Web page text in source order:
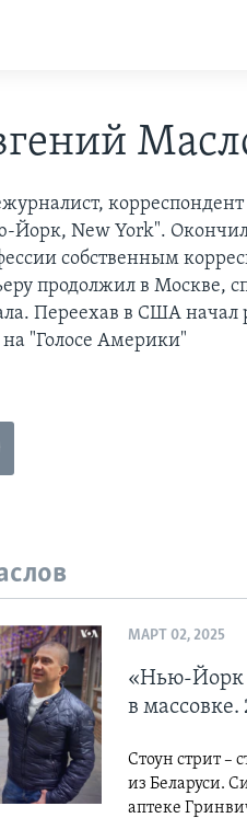
Йорк, New York".
собственным
продолжил в Москве,
Переехав в США начал
"Голосе Америки"
МАРТ 02, 2025
«Нью-Йорк
в массовке.
Стоун стрит –
из Беларуси.
аптеке